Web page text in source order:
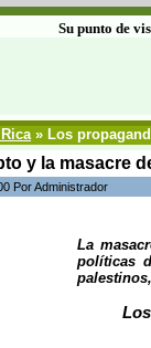
Su punto de
» Los
y la masacre
Por Administrador
La
políticas